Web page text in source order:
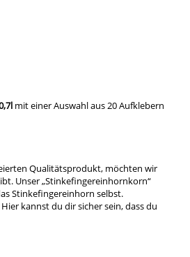
mit einer Auswahl aus 20 Aufklebern
Qualitätsprodukt, möchten wir
Unser „Stinkefingereinhornkorn“
Stinkefingereinhorn selbst.
kannst du dir sicher sein, dass du